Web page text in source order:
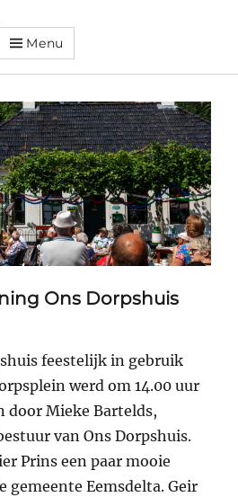
Menu
Ons Dorpshuis
feestelijk in gebruik
werd om 14.00 uur
door Mieke Bartelds,
van Ons Dorpshuis.
Prins een paar mooie
gemeente Eemsdelta. Geir